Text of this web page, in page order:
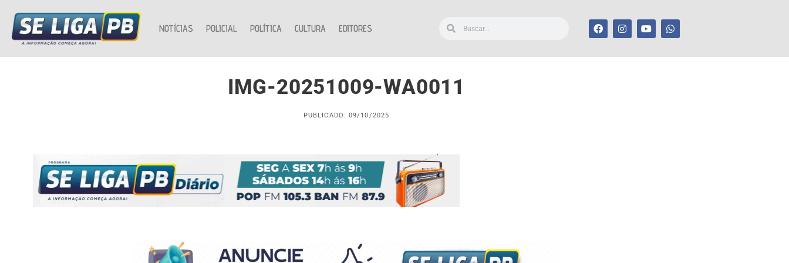
NOTÍCIAS POLICIAL POLÍTICA CULTURA EDITORES
IMG-20251009-WA0011
PUBLICADO: 09/10/2025